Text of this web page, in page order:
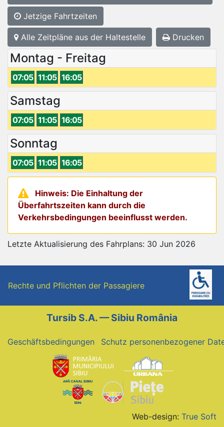
Jetzige Fahrtzeiten
Alle Zeitpläne aus der Haltestelle Drucken
Montag - Freitag
07:05 11:05 16:05
Samstag
07:05 11:05 16:05
Sonntag
07:05 11:05 16:05
Hinweis: Die Einhaltung der
Überfahrtszeiten kann durch die
Verkehrsbedingungen beeinflusst werden.
Letzte Aktualisierung des Fahrplans: 30 Jun 2026
Rechte und Pflichten der Passagiere
Tursib S.A. — Sibiu România
Geschäftsbedingungen Schutz personenbezogener
Web-design: True Soft